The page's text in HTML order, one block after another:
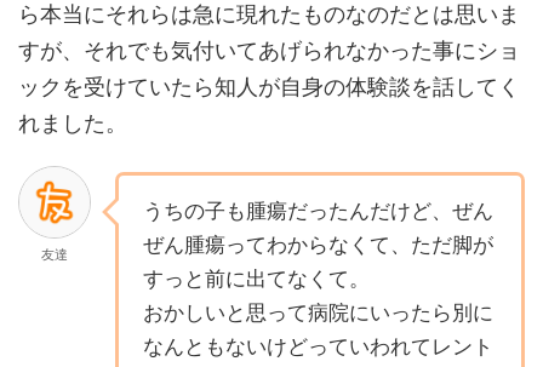
ら本当にそれらは急に現れたものなのだとは思いま
すが、それでも気付いてあげられなかった事にショ
ックを受けていたら知人が自身の体験談を話してく
れました。
友達
うちの子も腫瘍だったんだけど、ぜん
ぜん腫瘍ってわからなくて、ただ脚が
すっと前に出てなくて。
おかしいと思って病院にいったら別に
なんともないけどっていわれてレント